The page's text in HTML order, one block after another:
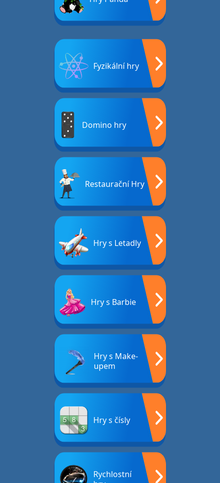
Fyzikální hry
Domino hry
Restaurační Hry
Hry s Letadly
Hry s Barbie
Hry s Make-
upem
Hry s čísly
Rychlostní